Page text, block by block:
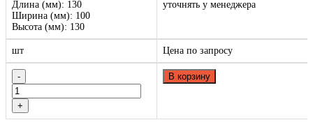
Длина (мм): 130
Ширина (мм): 100
Высота (мм): 130
уточнять у менеджера
шт Цена по запросу
В корзину